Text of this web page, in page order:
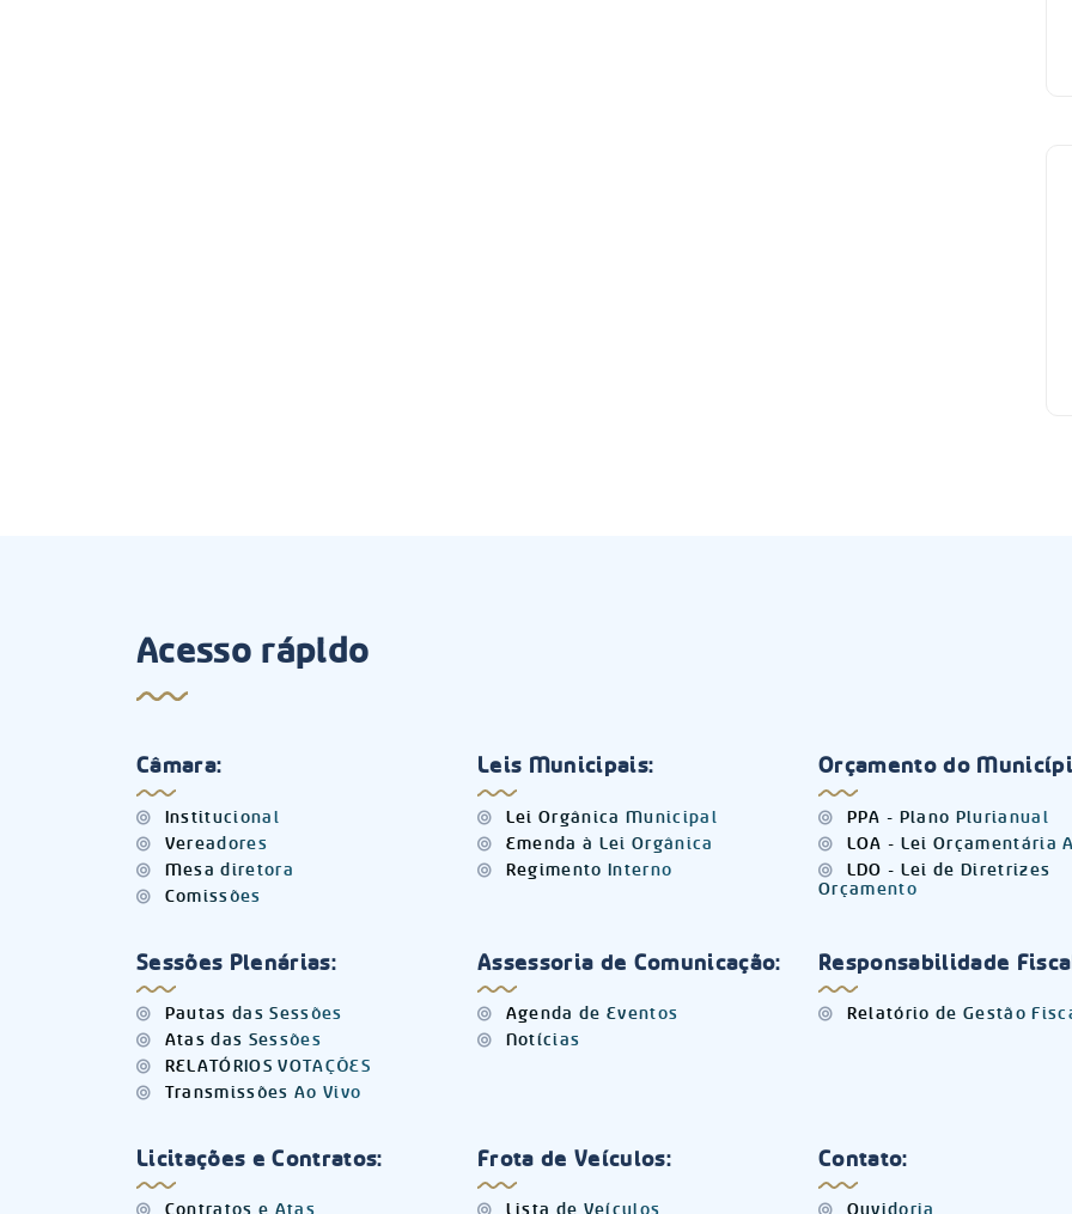
Acesso rápido
Câmara:
Institucional
Vereadores
Mesa diretora
Comissões
Leis Municipais:
Lei Orgânica Municipal
Emenda à Lei Orgânica
Regimento Interno
Orçamento do
PPA - Plano Plurianual
LOA - Lei Orçamentária
LDO - Lei de Diretrizes
Orçamento
Sessões Plenárias:
Pautas das Sessões
Atas das Sessões
RELATÓRIOS VOTAÇÕES
Transmissões Ao Vivo
Assessoria de Comunicação:
Agenda de Eventos
Notícias
Responsabilidade
Relatório de Gestão
Licitações e Contratos: Frota de Veículos: Contato: